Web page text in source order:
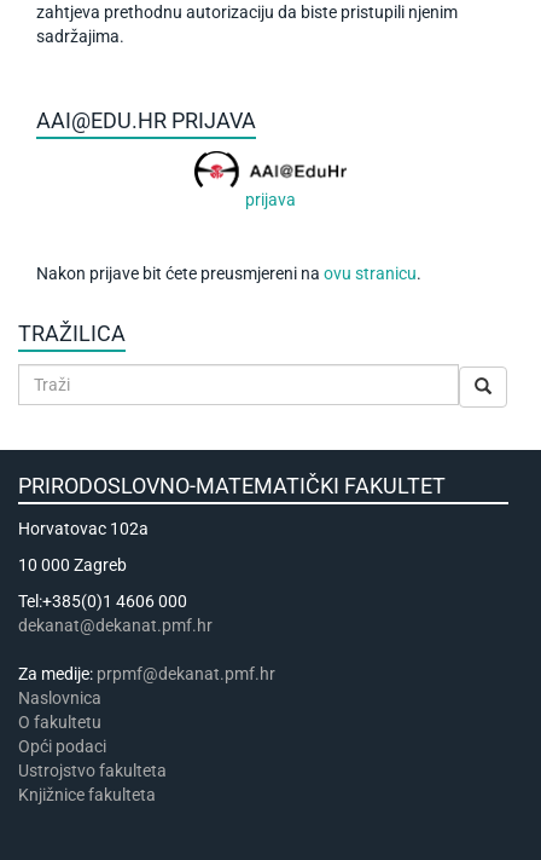
zahtjeva prethodnu autorizaciju da biste pristupili njenim
sadržajima.
AAI@EDU.HR PRIJAVA
prijava
Nakon prijave bit ćete preusmjereni na ovu stranicu.
TRAŽILICA
PRIRODOSLOVNO-MATEMATIČKI FAKULTET
Horvatovac 102a
10 000 Zagreb
Tel:+385(0)1 4606 000
dekanat@dekanat.pmf.hr
Za medije: prpmf@dekanat.pmf.hr
Naslovnica
​​​O fakultetu
Opći podaci
Ustrojstvo fakulteta
Knjižnice fakulteta